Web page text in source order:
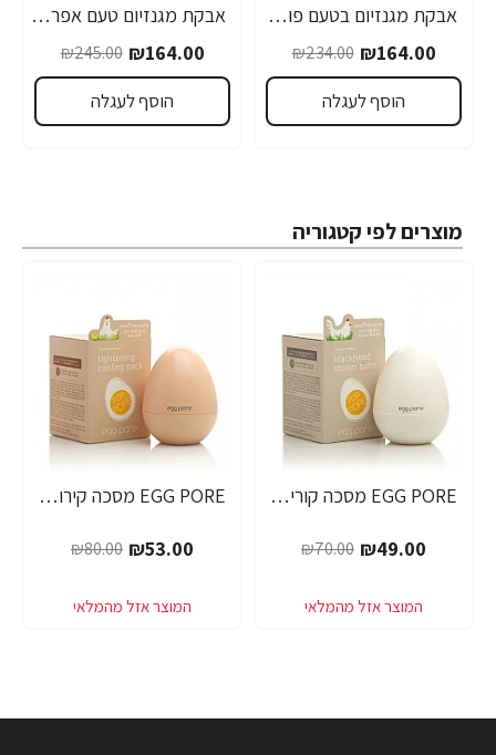
-30%
אבקת מגנזיום בטעם פונץ' פירות 340 גרם - מבית Doctor's best
₪164.00
₪234.00
הוסף לעגלה
-33%
אבקת מגנזיום טעם אפרסק מתוק 347 גרם - מבית Doctor's best
₪164.00
₪245.00
הוסף לעגלה
מוצרים לפי קטגוריה
-30% EGG PORE מסכה קוריאנית לניקוי ראשים שחורים 30 גרם - מבית Tony Moly
₪49.00
₪70.00
-34% EGG PORE מסכה קירור לכיווץ נקבוביות 30 גרם - מבית Tony Moly
₪53.00
₪80.00